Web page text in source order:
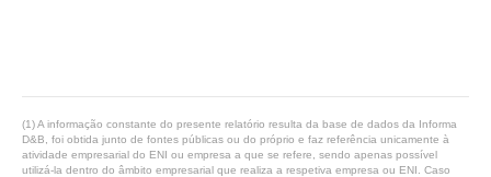
(1) A informação constante do presente relatório resulta da base de dados da Informa
D&B, foi obtida junto de fontes públicas ou do próprio e faz referência unicamente à
atividade empresarial do ENI ou empresa a que se refere, sendo apenas possível
utilizá-la dentro do âmbito empresarial que realiza a respetiva empresa ou ENI. Caso